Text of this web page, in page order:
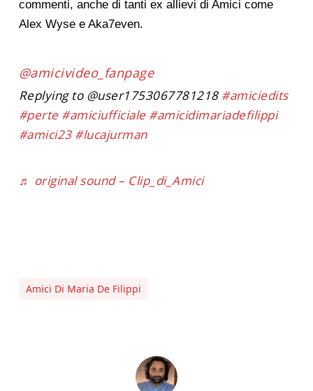
commenti, anche di tanti ex allievi di Amici come
Alex Wyse e Aka7even.
@amicivideo_fanpage
Replying to @user1753067781218 #amiciedits
#perte #amiciufficiale #amicidimariadefilippi
#amici23 #lucajurman
♬ original sound – Clip_di_Amici
Amici Di Maria De Filippi